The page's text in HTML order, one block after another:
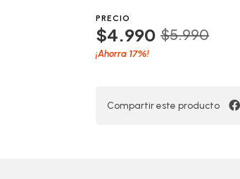
PRECIO
$4.990 $5.990
¡Ahorra 17%!
Compartir este producto